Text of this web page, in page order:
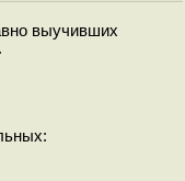
выучивших